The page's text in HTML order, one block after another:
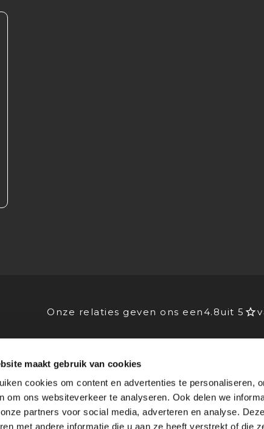
maakt gebruik van cookies
cookies om content en advertenties te personaliseren,
om ons websiteverkeer te analyseren. Ook delen we
partners voor social media, adverteren en analyse.
met andere informatie die u aan ze heeft verstrekt of die
Onze relaties geven ons een 4.8uit 5
VOOR OPLEIDERS
Advies
Stagevoorlichting
Samenwerking
Advies
Agenda